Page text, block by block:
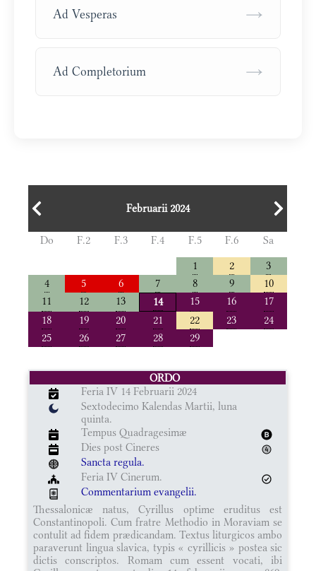
Ad Vesperas →
Ad Completorium →
Februarii 2024
Do F.2 F.3 F.4 F.5 F.6
Sa
1
2
3
4
5 6 7 8 9
10
11
12 13 14 15 16
17
18
19 20 21 22 23
24
25
26 27 28 29
ORDO
Feria IV 14 Februarii 2024
Sextodecimo Kalendas Martii, luna
quinta.
Tempus Quadragesimæ
Dies post Cineres
Sancta regula.
Feria IV Cinerum.
Commentarium evangelii.
Thessalonicæ natus, Cyrillus optime eruditus est
Constantinopoli. Cum fratre Methodio in Moraviam se
contulit ad fidem prædicandam. Textus liturgicos ambo
paraverunt lingua slavica, typis « cyrillicis » postea sic
dictis conscriptos. Romam cum essent vocati, ibi